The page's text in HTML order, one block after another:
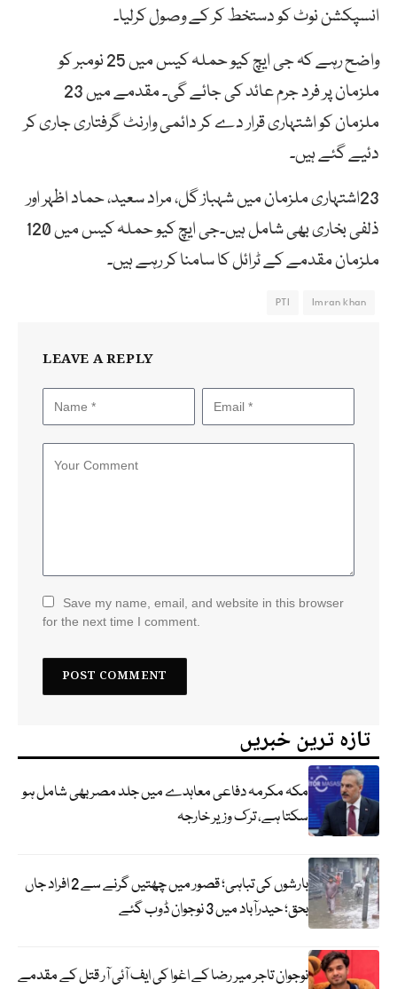
انسپکشن نوٹ کو دستخط کر کے وصول کرلیا۔
واضح رہے کہ جی ایچ کیو حملہ کیس میں 25 نومبر کو
ملزمان پر فرد جرم عائد کی جائے گی۔ مقدمے میں 23
ملزمان کو اشتہاری قرار دے کر دائمی وارنٹ گرفتاری جاری کر
دئیے گئے ہیں۔
23اشتہاری ملزمان میں شہباز گل، مراد سعید، حماد اظہر اور
ذلفی بخاری بھی شامل ہیں۔جی ایچ کیو حملہ کیس میں 120
ملزمان مقدمے کے ٹرائل کا سامنا کر رہے ہیں۔
Imran khan
PTI
LEAVE A REPLY
Save my name, email, and website in this browser
for the next time I comment.
تازہ ترین خبریں
مکہ مکرمہ دفاعی معاہدے میں جلد مصر بھی شامل ہو
سکتا ہے، ترک وزیر خارجہ
بارشوں کی تباہی؛ قصور میں چھتیں گرنے سے 2 افراد جاں
بحق؛ حیدرآباد میں 3 نوجوان ڈوب گئے
نوجوان تاجر میر رضا کے اغوا کی ایف آئی آر قتل کے مقدمے